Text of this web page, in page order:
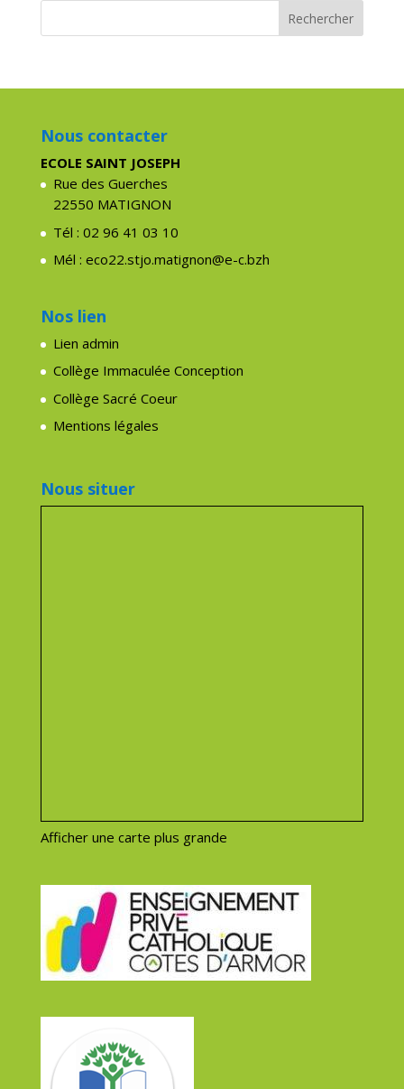
Nous contacter
ECOLE SAINT JOSEPH
Rue des Guerches
22550 MATIGNON
Tél : 02 96 41 03 10
Mél : eco22.stjo.matignon@e-c.bzh
Nos lien
Lien admin
Collège Immaculée Conception
Collège Sacré Coeur
Mentions légales
Nous situer
Afficher une carte plus grande